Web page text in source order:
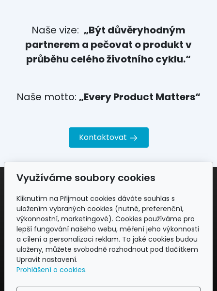
Naše vize: „Být důvěryhodným
partnerem a pečovat o produkt v
průběhu celého životního cyklu.“
Naše motto: „Every Product Matters“
Kontaktovat
Adresa
REGFEM CONSULTING
Business Park – Průmyslová 7,
102 00 Praha 10 - Hostivař
Česká republika
Kontakt
info@regfem.com
Využíváme soubory cookies
Kliknutím na Přijmout cookies dáváte souhlas s
uložením vybraných cookies (nutné, preferenční,
výkonnostní, marketingové). Cookies používáme pro
lepší fungování našeho webu, měření jeho výkonnosti
a cílení a personalizaci reklam. To jaké cookies budou
uloženy, můžete svobodně rozhodnout pod tlačítkem
Upravit nastavení.
Prohlášení o cookies.